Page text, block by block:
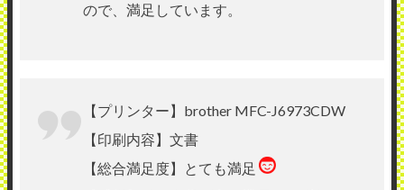
ので、満足しています。
【プリンター】brother MFC-J6973CDW
【印刷内容】文書
【総合満足度】とても満足